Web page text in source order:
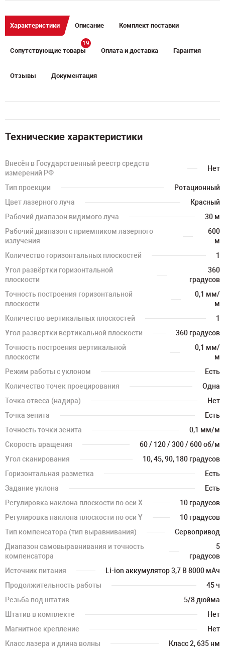
Характеристики Описание Комплект поставки
Сопутствующие товары
19
Оплата и доставка Гарантия
Отзывы Документация
Технические характеристики
Внесён в Государственный реестр средств
измерений РФ
Нет
Тип проекции
Ротационный
Цвет лазерного луча
Красный
Рабочий диапазон видимого луча
30 м
Рабочий диапазон с приемником лазерного
излучения
600
м
Количество горизонтальных плоскостей
1
Угол развёртки горизонтальной
плоскости
360
градусов
Точность построения горизонтальной
плоскости
0,1 мм/
м
Количество вертикальных плоскостей
1
Угол развертки вертикальной плоскости
360 градусов
Точность построения вертикальной
плоскости
0,1 мм/
м
Режим работы с уклоном
Есть
Количество точек проецирования
Одна
Точка отвеса (надира)
Нет
Точка зенита
Есть
Точность точки зенита
0,1 мм/м
Скорость вращения
60 / 120 / 300 / 600 об/м
Угол сканирования
10, 45, 90, 180 градусов
Горизонтальная разметка
Есть
Задание уклона
Есть
Регулировка наклона плоскости по оси X
10 градусов
Регулировка наклона плоскости по оси Y
10 градусов
Тип компенсатора (тип выравнивания)
Сервопривод
Диапазон самовыравнивания и точность
компенсатора
5
градусов
Источник питания
Li-ion аккумулятор 3,7 В 8000 мАч
Продолжительность работы
45 ч
Резьба под штатив
5/8 дюйма
Штатив в комплекте
Нет
Магнитное крепление
Нет
Класс лазера и длина волны
Класс 2, 635 нм